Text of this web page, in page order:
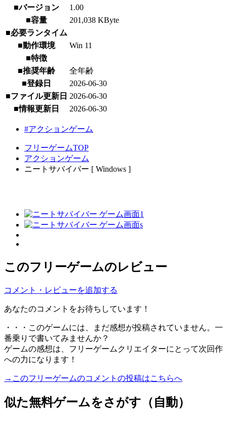
■バージョン
1.00
■容量
201,038 KByte
■必要ランタイム
■動作環境
Win 11
■特徴
■推奨年齢
全年齢
■登録日
2026-06-30
■ファイル更新日 2026-06-30
■情報更新日
2026-06-30
#アクションゲーム
フリーゲームTOP
アクションゲーム
ニートサバイバー [ Windows ]
このフリーゲームのレビュー
コメント・レビューを追加する
あなたのコメントをお待ちしています！
・・・このゲームには、まだ感想が投稿されていません。一
番乗りで書いてみませんか？
ゲームの感想は、フリーゲームクリエイターにとって次回作
への力になります！
→このフリーゲームのコメントの投稿はこちらへ
似た無料ゲームをさがす（自動）